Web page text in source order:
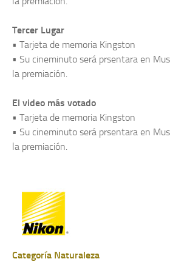
Tercer Lugar
• Tarjeta de memoria Kingston
• Su cineminuto será prsentara en
la premiación.
El video más votado
• Tarjeta de memoria Kingston
• Su cineminuto será prsentara en
la premiación.
Categoría Naturaleza